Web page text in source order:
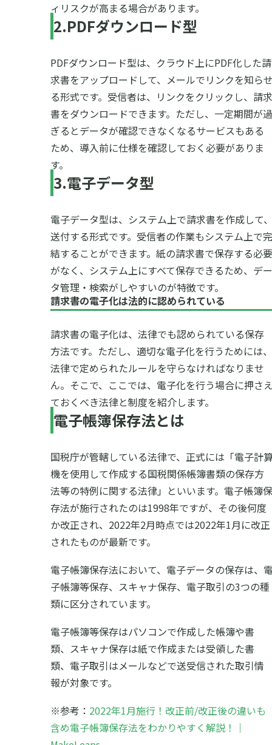
ィリスクが高まる場合があります。
2.PDFダウンロード型
PDFダウンロード型は、クラウド上にPDF化した請
求書をアップロードして、メールでリンクを知ら
る形式です。受信者は、リンクをクリックし、請求
書をダウンロードできます。ただし、一定期間が過
ぎるとデータが確認できなくなるサービスもある
ため、導入前に仕様を確認しておく必要がありま
す。
3.電子データ型
電子データ型は、システム上で請求書を作成して
送付する形式です。受信者の作業もシステム上で完
結することができます。紙の請求書で保存する必要
がなく、システム上にすべて保存できるため、デー
タ管理・検索がしやすいのが特徴です。
請求書の電子化は法的に認められている
請求書の電子化は、法律でも認められている保存
方法です。ただし、適切な電子化を行うためには、
法律で定められたルールを守らなければなりませ
ん。そこで、ここでは、電子化を行う場合に押さ
ておくべき法律と制度を紹介します。
電子帳簿保存法とは
国税庁が管轄している法律で、正式には「電子計
機を使用して作成する国税関係帳簿書類の保存方
法等の特例に関する法律」といいます。電子帳簿保
存法が施行されたのは1998年ですが、その後何度
か改正され、2022年2月時点では2022年1月に改正
されたものが最新です。
電子帳簿保存法において、電子データの保存は、
子帳簿等保存、スキャナ保存、電子取引の3つの種
類に区分されています。
電子帳簿等保存はパソコンで作成した帳簿や書
類、スキャナ保存は紙で作成または受領した書
類、電子取引はメールなどで送受信された取引情
報が対象です。
※参考： 2022年1月施行！改正前/改正後の違いも
含め電子帳簿保存法をわかりやすく解説！｜